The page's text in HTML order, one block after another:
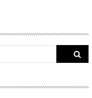
Search
for: